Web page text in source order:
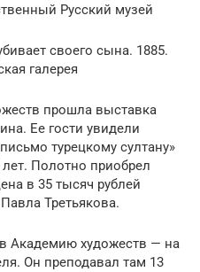
Русский музей
своего сына. 1885.
галерея
прошла выставка
Ее гости увидели
турецкому султану»
Полотно приобрел
в 35 тысяч рублей
Третьякова.
Академию художеств — на
Он преподавал там 13